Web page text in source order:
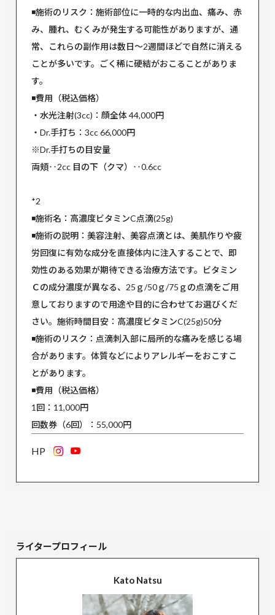
◾️施術のリスク：施術部位に一時的な内出血、痛み、赤
み、腫れ、むくみが発生する可能性がありますが、通
常、これらの副作用は数日～2週間ほどで自然に消える
ことが多いです。ごく稀に硬結がおこることがありま
す。
◾️費用（税込価格）
・水光注射(3cc)：顔全体 44,000円
・Dr.手打ち：3cc 66,000円
※Dr.手打ちの目安量
両頬‥2cc 目の下（クマ）‥0.6cc
*2
◾️施術名：高濃度ビタミンC点滴(25g)
◾️施術の説明：美容注射、美容点滴とは、美肌作りや疲
労回復に有効な成分を直接体内に注入することで、即
効性のある効果が期待できる治療方法です。ビタミン
Ｃの成分濃度が異なる、25ｇ/50ｇ/75ｇの点滴をご用
意しておりますので用途や目的に合わせてお選びくだ
さい。施術時間目安：高濃度ビタミンC(25g)50分
◾️施術のリスク：点滴刺入部に局所的な痛みを感じる場
合があります。体質などによりアレルギーをおこすこ
とがあります。
◾️費用（税込価格）
1回：11,000円
回数券（6回）：55,000円
HP
ライタープロフィール
Kato Natsu